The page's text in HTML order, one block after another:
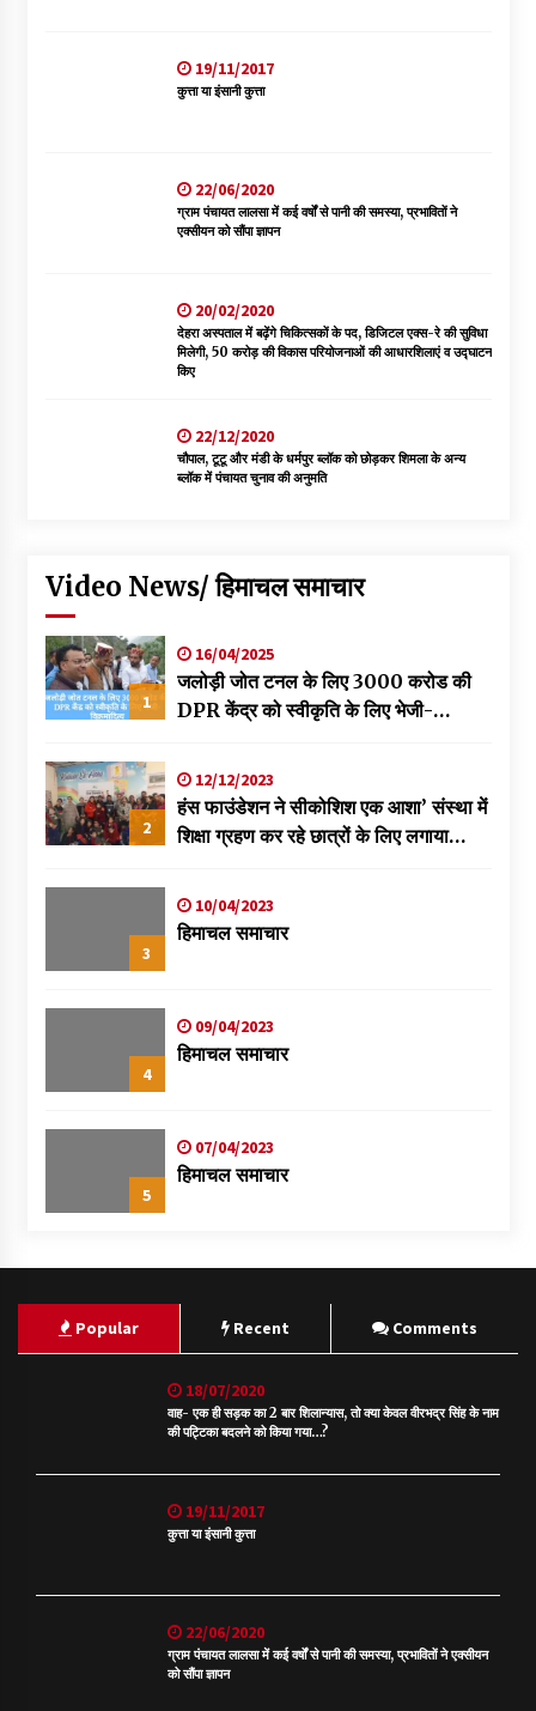
19/11/2017
कुत्ता या इंसानी कुत्ता
22/06/2020
ग्राम पंचायत लालसा में कई वर्षों से पानी की समस्या, प्रभावितों ने
एक्सीयन को सौंपा ज्ञापन
20/02/2020
देहरा अस्पताल में बढ़ेंगे चिकित्सकों के पद, डिजिटल एक्स-रे की सुविधा
मिलेगी, 50 करोड़ की विकास परियोजनाओं की आधारशिलाएं व उद्घाटन
किए
22/12/2020
चौपाल, टूटू और मंडी के धर्मपुर ब्लॉक को छोड़कर शिमला के अन्य
ब्लॉक में पंचायत चुनाव की अनुमति
Video News/ हिमाचल समाचार
1
16/04/2025
जलोड़ी जोत टनल के लिए 3000 करोड की
DPR केंद्र को स्वीकृति के लिए भेजी-
2
12/12/2023
हंस फाउंडेशन ने सीकोशिश एक आशा’ संस्था में
शिक्षा ग्रहण कर रहे छात्रों के लिए लगाया
3
10/04/2023
हिमाचल समाचार
4
09/04/2023
हिमाचल समाचार
5
07/04/2023
हिमाचल समाचार
Popular Recent Comments
18/07/2020
वाह- एक ही सड़क का 2 बार शिलान्यास, तो क्या केवल वीरभद्र सिंह के नाम
की पट्टिका बदलने को किया गया…?
19/11/2017
कुत्ता या इंसानी कुत्ता
22/06/2020
ग्राम पंचायत लालसा में कई वर्षों से पानी की समस्या, प्रभावितों ने एक्सीयन
को सौंपा ज्ञापन